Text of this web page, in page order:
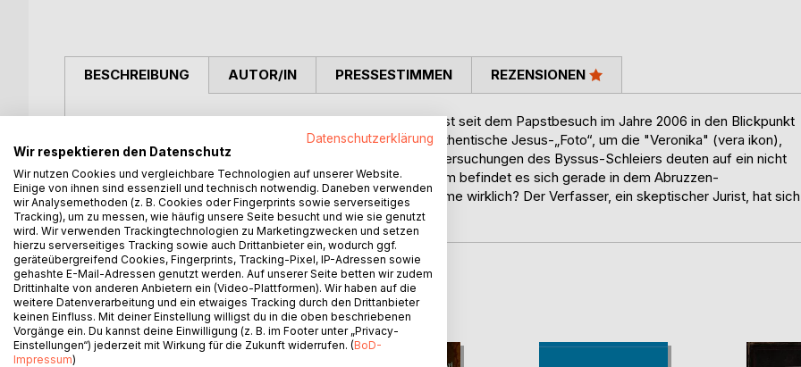
BESCHREIBUNG
Das geheimnisvolle Muschelseidentuch von Manoppello ist seit dem Papstbesuch im Jahre 2006 in den Blickpunkt
der Weltöffentlichkeit gerückt. Handelt es sich um das authentische Jesus-„Foto“, um die "Veronika" (vera ikon),
das wahre Antlitz Christi? Zahlreiche zerstörungsfreie Untersuchungen des Byssus-Schleiers deuten auf ein nicht
von Menschenhand entstandenes "Abbild" hin. Aber warum befindet es sich gerade in dem Abruzzen-
Kleinstädtchen Manoppello - was bedeutet dieser Ortsname wirklich? Der Verfasser, ein skeptischer Jurist, hat sich
vor Ort selbst auf Spurensuche begeben...
AUTOR/IN PRESSESTIMMEN REZENSIONEN
WEITERE TITEL BEIBoD
Datenschutzerklärung
Wir respektieren den Datenschutz
Wir nutzen Cookies und vergleichbare Technologien auf unserer Website.
Einige von ihnen sind essenziell und technisch notwendig. Daneben verwenden
wir Analysemethoden (z. B. Cookies oder Fingerprints sowie serverseitiges
Tracking), um zu messen, wie häufig unsere Seite besucht und wie sie genutzt
wird. Wir verwenden Trackingtechnologien zu Marketingzwecken und setzen
hierzu serverseitiges Tracking sowie auch Drittanbieter ein, wodurch ggf.
geräteübergreifend Cookies, Fingerprints, Tracking-Pixel, IP-Adressen sowie
gehashte E-Mail-Adressen genutzt werden. Auf unserer Seite betten wir zudem
Drittinhalte von anderen Anbietern ein (Video-Plattformen). Wir haben auf die
weitere Datenverarbeitung und ein etwaiges Tracking durch den Drittanbieter
keinen Einfluss. Mit deiner Einstellung willigst du in die oben beschriebenen
Vorgänge ein. Du kannst deine Einwilligung (z. B. im Footer unter „Privacy-
Einstellungen“) jederzeit mit Wirkung für die Zukunft widerrufen. (BoD-
Impressum)